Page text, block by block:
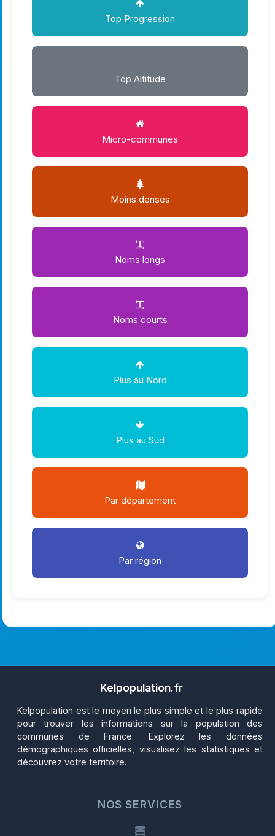
Top Progression
Top Altitude
Micro-communes
Moins denses
Noms longs
Noms courts
Plus au Nord
Plus au Sud
Par département
Par région
Kelpopulation.fr
Kelpopulation est le moyen le plus simple et le plus rapide
pour trouver les informations sur la population des
communes de France. Explorez les données
démographiques officielles, visualisez les statistiques et
découvrez votre territoire.
NOS SERVICES